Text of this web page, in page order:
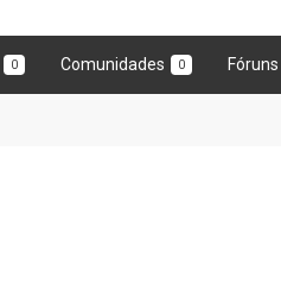
0 Comunidades 0 Fóruns